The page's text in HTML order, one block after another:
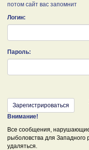
потом сайт вас запомнит
Логин:
Пароль:
Зарегистрироваться
Внимание!
Все сообщения, нарушающие
рыболовства для Западного
удаляться.